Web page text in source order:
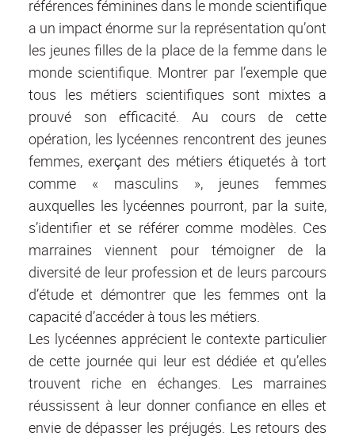
références féminines dans le monde scientifique
a un impact énorme sur la représentation qu’ont
les jeunes filles de la place de la femme dans le
monde scientifique. Montrer par l’exemple que
tous les métiers scientifiques sont mixtes a
prouvé son efficacité. Au cours de cette
opération, les lycéennes rencontrent des jeunes
femmes, exerçant des métiers étiquetés à tort
comme « masculins », jeunes femmes
auxquelles les lycéennes pourront, par la suite,
s’identifier et se référer comme modèles. Ces
marraines viennent pour témoigner de la
diversité de leur profession et de leurs parcours
d’étude et démontrer que les femmes ont la
capacité d’accéder à tous les métiers.
Les lycéennes apprécient le contexte particulier
de cette journée qui leur est dédiée et qu’elles
trouvent riche en échanges. Les marraines
réussissent à leur donner confiance en elles et
envie de dépasser les préjugés. Les retours des